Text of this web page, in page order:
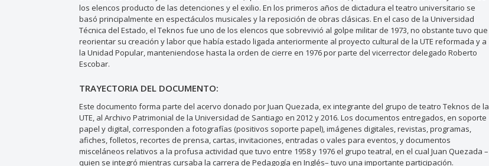
los elencos producto de las detenciones y el exilio. En los primeros años de dictadura el teatro universitario se
basó principalmente en espectáculos musicales y la reposición de obras clásicas. En el caso de la Universidad
Técnica del Estado, el Teknos fue uno de los elencos que sobrevivió al golpe militar de 1973, no obstante tuvo que
reorientar su creación y labor que había estado ligada anteriormente al proyecto cultural de la UTE reformada y a
la Unidad Popular, manteniendose hasta la orden de cierre en 1976 por parte del vicerrector delegado Roberto
Escobar.
TRAYECTORIA DEL DOCUMENTO:
Este documento forma parte del acervo donado por Juan Quezada, ex integrante del grupo de teatro Teknos de la
UTE, al Archivo Patrimonial de la Universidad de Santiago en 2012 y 2016. Los documentos entregados, en soporte
papel y digital, corresponden a fotografías (positivos soporte papel), imágenes digitales, revistas, programas,
afiches, folletos, recortes de prensa, cartas, invitaciones, entradas o vales para eventos, y documentos
misceláneos relativos a la profusa actividad que tuvo entre 1958 y 1976 el grupo teatral, en el cual Juan Quezada –
quien se integró mientras cursaba la carrera de Pedagogía en Inglés– tuvo una importante participación.